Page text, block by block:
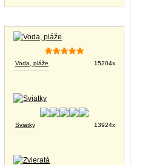
Voda, pláže 15204x
Sviatky 13924x